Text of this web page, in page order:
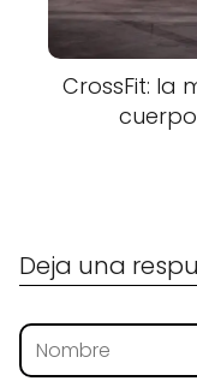
CrossFit: la
Deja una